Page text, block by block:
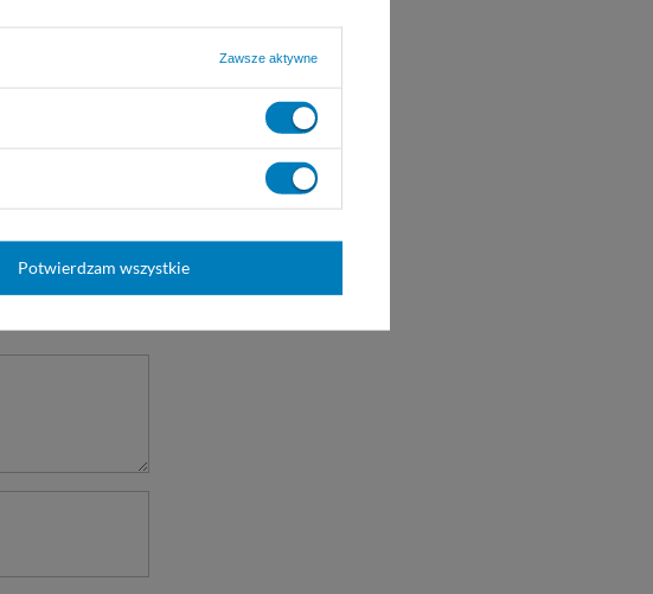
Zawsze aktywne
Potwierdzam wszystkie